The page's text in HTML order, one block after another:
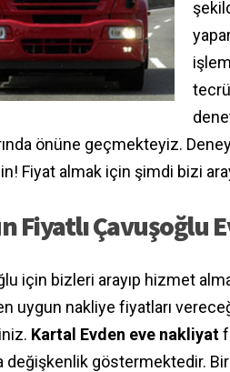
önüne geçmekteyiz.
Fiyat almak için şimdi bizi
Fiyatlı Çavuşoğlu
için bizleri arayıp hizmet
uygun nakliye fiyatları
Kartal Evden eve nakliyat
değişkenlik göstermektedir.